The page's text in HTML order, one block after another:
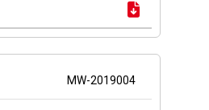
MW-2019004